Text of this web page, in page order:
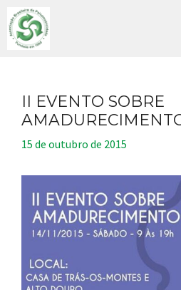
Pular
para
II EVENTO SOBRE
15 de outubro de 2015